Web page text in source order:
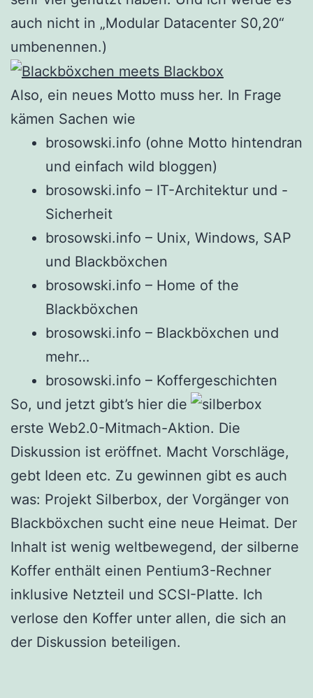
auch nicht in „Modular Datacenter S0,20“
umbenennen.)
Also, ein neues Motto muss her. In Frage
kämen Sachen wie
brosowski.info (ohne Motto hintendran
und einfach wild bloggen)
brosowski.info – IT-Architektur und -
Sicherheit
brosowski.info – Unix, Windows, SAP
und Blackböxchen
brosowski.info – Home of the
Blackböxchen
brosowski.info – Blackböxchen und
mehr…
brosowski.info – Koffergeschichten
So, und jetzt gibt’s hier die
erste Web2.0-Mitmach-Aktion. Die
Diskussion ist eröffnet. Macht Vorschläge,
gebt Ideen etc. Zu gewinnen gibt es auch
was: Projekt Silberbox, der Vorgänger von
Blackböxchen sucht eine neue Heimat. Der
Inhalt ist wenig weltbewegend, der silberne
Koffer enthält einen Pentium3-Rechner
inklusive Netzteil und SCSI-Platte. Ich
verlose den Koffer unter allen, die sich an
der Diskussion beteiligen.